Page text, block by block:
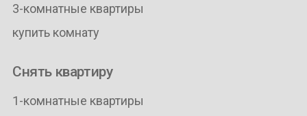
3-комнатные квартиры
купить комнату
Снять квартиру
1-комнатные квартиры